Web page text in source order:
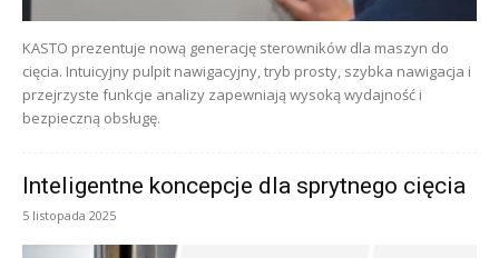
KASTO prezentuje nową generację sterowników dla maszyn do
cięcia. Intuicyjny pulpit nawigacyjny, tryb prosty, szybka nawigacja i
przejrzyste funkcje analizy zapewniają wysoką wydajność i
bezpieczną obsługę.
Inteligentne koncepcje dla sprytnego cięcia
5 listopada 2025